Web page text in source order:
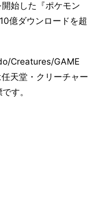
始した『ポケモン
億ダウンロードを超
Creatures/GAME
天堂・クリーチャー
す。